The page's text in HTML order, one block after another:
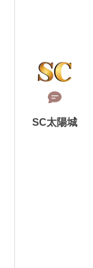
SC太陽城